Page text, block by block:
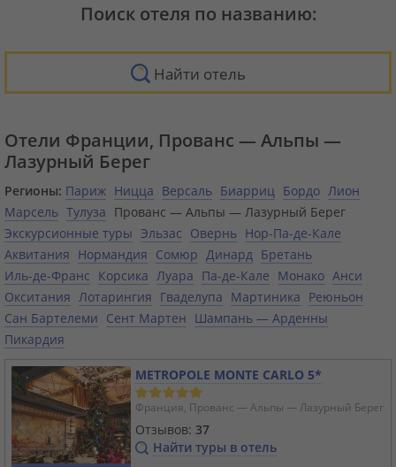
Поиск отеля по названию:
Найти отель
Отели Франции, Прованс — Альпы —
Лазурный Берег
Регионы: Париж Ницца Версаль Биарриц Бордо Лион
Марсель Тулуза Прованс — Альпы — Лазурный Берег
Экскурсионные туры Эльзас Овернь Нор-Па-де-Кале
Аквитания Нормандия Сомюр Динард Бретань
Иль-де-Франс Корсика Луара Па-де-Кале Монако Анси
Окситания Лотарингия Гваделупа Мартиника Реюньон
Сан Бартелеми Сент Мартен Шампань — Арденны
Пикардия
METROPOLE MONTE CARLO 5*
Франция, Прованс — Альпы — Лазурный Берег
Отзывов: 37
Найти туры в отель